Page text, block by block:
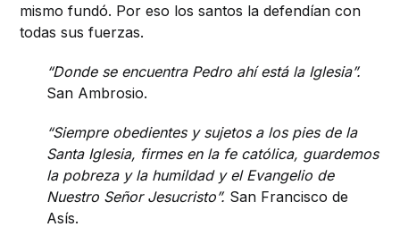
mismo fundó. Por eso los santos la defendían con
todas sus fuerzas.
“Donde se encuentra Pedro ahí está la Iglesia”.
San Ambrosio.
“Siempre obedientes y sujetos a los pies de la
Santa Iglesia, firmes en la fe católica, guardemos
la pobreza y la humildad y el Evangelio de
Nuestro Señor Jesucristo”. San Francisco de
Asís.